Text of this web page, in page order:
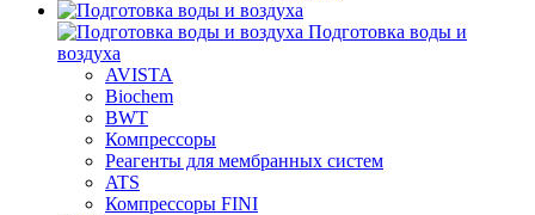
Подготовка воды и
воздуха
AVISTA
Biochem
BWT
Компрессоры
Реагенты для мембранных систем
ATS
Компрессоры FINI